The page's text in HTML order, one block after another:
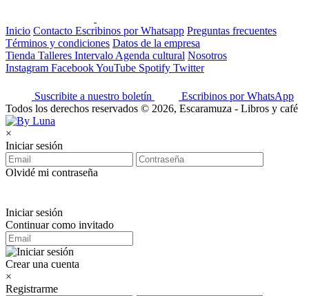
Inicio Contacto Escribinos por Whatsapp Preguntas frecuentes
Términos y condiciones Datos de la empresa
Tienda Talleres Intervalo Agenda cultural Nosotros
Instagram FacebookYouTube Spotify Twitter
Suscribite a nuestro boletín
Escribinos por WhatsApp
Todos los derechos reservados © 2026, Escaramuza - Libros y café
×
Iniciar sesión
Olvidé mi contraseña
Iniciar sesión
Continuar como invitado
Crear una cuenta
×
Registrarme